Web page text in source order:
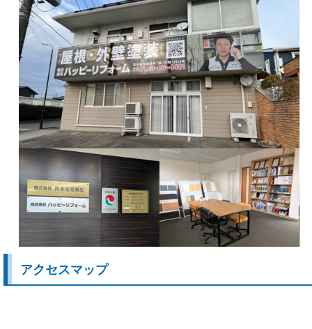
アクセスマップ